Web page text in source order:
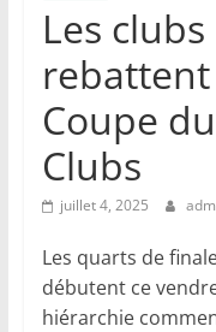
Les
rebattent
Coupe
Clubs
juillet 4, 2025
Les quarts de
débutent ce
hiérarchie